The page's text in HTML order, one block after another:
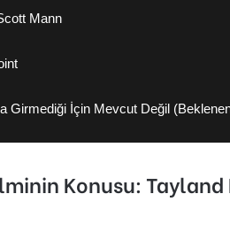
Mann
Girmediği İçin Mevcut Değil
Konusu: